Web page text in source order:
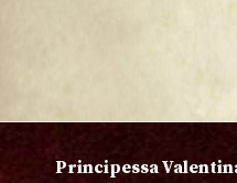
Principessa